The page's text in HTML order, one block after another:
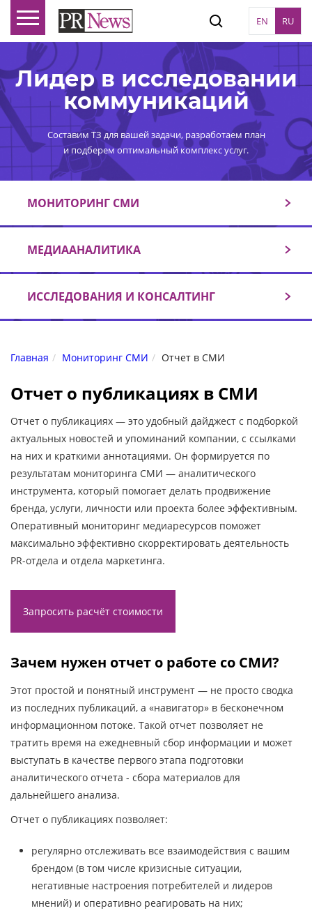
EN RU
Лидер в исследовании
коммуникаций
Составим ТЗ для вашей задачи, разработаем план
и подберем оптимальный комплекс услуг.
МОНИТОРИНГ СМИ
МЕДИААНАЛИТИКА
ИССЛЕДОВАНИЯ И КОНСАЛТИНГ
Главная Мониторинг СМИ Отчет в СМИ
Отчет о публикациях в СМИ
Отчет о публикациях — это удобный дайджест с подборкой
актуальных новостей и упоминаний компании, с ссылками
на них и краткими аннотациями. Он формируется по
результатам мониторинга СМИ — аналитического
инструмента, который помогает делать продвижение
бренда, услуги, личности или проекта более эффективным.
Оперативный мониторинг медиаресурсов поможет
максимально эффективно скорректировать деятельность
PR-отдела и отдела маркетинга.
Запросить расчёт стоимости
Зачем нужен отчет о работе со СМИ?
Этот простой и понятный инструмент — не просто сводка
из последних публикаций, а «навигатор» в бесконечном
информационном потоке. Такой отчет позволяет не
тратить время на ежедневный сбор информации и может
выступать в качестве первого этапа подготовки
аналитического отчета - сбора материалов для
дальнейшего анализа.
Отчет о публикациях позволяет:
регулярно отслеживать все взаимодействия с вашим
брендом (в том числе кризисные ситуации,
негативные настроения потребителей и лидеров
мнений) и оперативно реагировать на них;